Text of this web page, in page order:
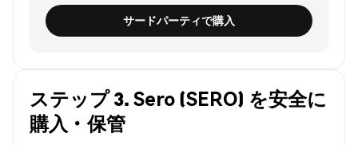
サードパーティで購入
ステップ 3. Sero (SERO) を安全に
購入・保管